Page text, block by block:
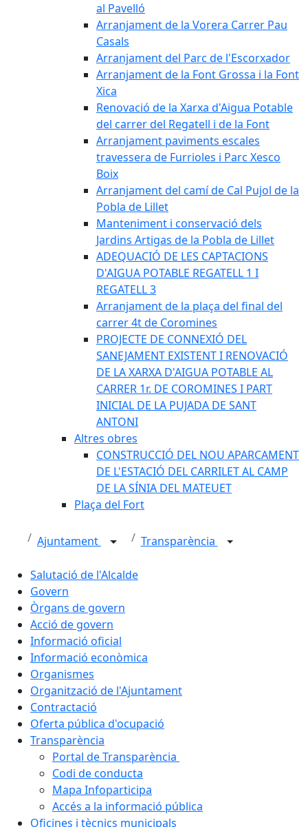
al Pavelló
Arranjament de la Vorera Carrer Pau
Casals
Arranjament del Parc de l'Escorxador
Arranjament de la Font Grossa i la Font
Xica
Renovació de la Xarxa d'Aigua Potable
del carrer del Regatell i de la Font
Arranjament paviments escales
travessera de Furrioles i Parc Xesco
Boix
Arranjament del camí de Cal Pujol de la
Pobla de Lillet
Manteniment i conservació dels
Jardins Artigas de la Pobla de Lillet
ADEQUACIÓ DE LES CAPTACIONS
D'AIGUA POTABLE REGATELL 1 I
REGATELL 3
Arranjament de la plaça del final del
carrer 4t de Coromines
PROJECTE DE CONNEXIÓ DEL
SANEJAMENT EXISTENT I RENOVACIÓ
DE LA XARXA D'AIGUA POTABLE AL
CARRER 1r. DE COROMINES I PART
INICIAL DE LA PUJADA DE SANT
ANTONI
Altres obres
CONSTRUCCIÓ DEL NOU APARCAMENT
DE L'ESTACIÓ DEL CARRILET AL CAMP
DE LA SÍNIA DEL MATEUET
Plaça del Fort
Ajuntament Transparència
Salutació de l'Alcalde
Govern
Òrgans de govern
Acció de govern
Informació oficial
Informació econòmica
Organismes
Organització de l'Ajuntament
Contractació
Oferta pública d'ocupació
Transparència
Portal de Transparència
Codi de conducta
Mapa Infoparticipa
Accés a la informació pública
Oficines i tècnics municipals